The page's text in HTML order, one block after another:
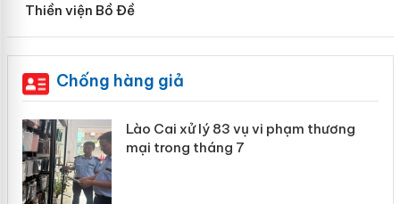
Thiền viện Bồ Đề
Chống hàng giả
Lào Cai xử lý 83 vụ vi phạm thương
mại trong tháng 7